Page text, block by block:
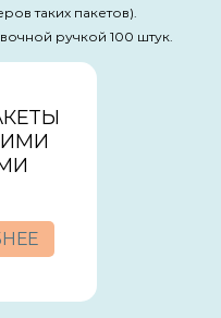
таких пакетов).
ручкой 100 штук.